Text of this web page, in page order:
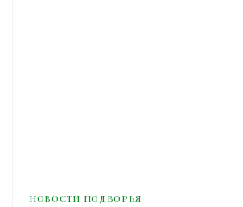
НОВОСТИ ПОДВОРЬЯ